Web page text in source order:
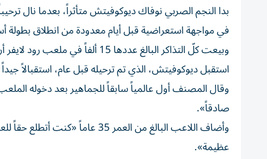
بدا النجم الصربي نوفاك ديوكوفيتش متأثراً، بعدما نال
في مواجهة استعراضية قبل أيام معدودة من انطلاق بطولة
وبيعت كلّ التذاكر البالغ عددها 15 ألفاً في ملعب رود لايفر أرينا في 58 دقيقة، مع ذهاب العائدات للأعمال الخيرية.
استقبل ديوكوفيتش، الذي تم ترحيله قبل عام، استقبالاً
وقال المصنف أول عالمياً سابقاً للجماهير بعد دخوله
صادقاً».
وأضاف اللاعب البالغ من العمر
عظيمة».